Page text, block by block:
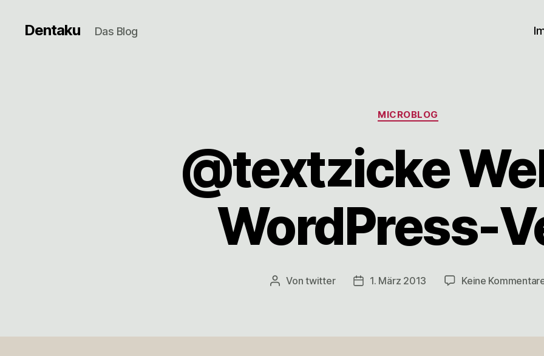
Dentaku Das Blog
Kategorien
MICROBLOG
@textzicke
WordPress-
Beitragsautor
Vontwitter Veröffentlichungsdatum
1. März 2013 Keine